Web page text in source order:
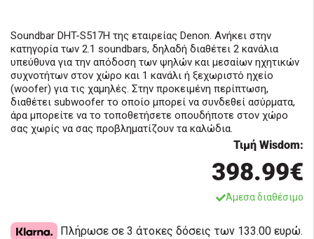
Soundbar DHT-S517H της εταιρείας Denon. Ανήκει στην
κατηγορία των 2.1 soundbars, δηλαδή διαθέτει 2 κανάλια
υπεύθυνα για την απόδοση των ψηλών και μεσαίων ηχητικών
συχνοτήτων στον χώρο και 1 κανάλι ή ξεχωριστό ηχείο
(woofer) για τις χαμηλές. Στην προκειμένη περίπτωση,
διαθέτει subwoofer το οποίο μπορεί να συνδεθεί ασύρματα,
άρα μπορείτε να το τοποθετήσετε οπουδήποτε στον χώρο
σας χωρίς να σας προβληματίζουν τα καλώδια.
Τιμή Wisdom:
398.99€
Άμεσα διαθέσιμο
Πλήρωσε σε 3 άτοκες δόσεις των 133.00 ευρώ.